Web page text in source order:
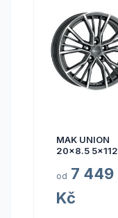
MAK UNION
20x8.5 5x112
od 7 449
Kč